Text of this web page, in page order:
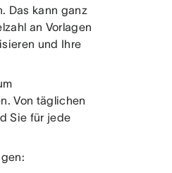
Das kann ganz
an Vorlagen
und Ihre
Von täglichen
Sie für jede